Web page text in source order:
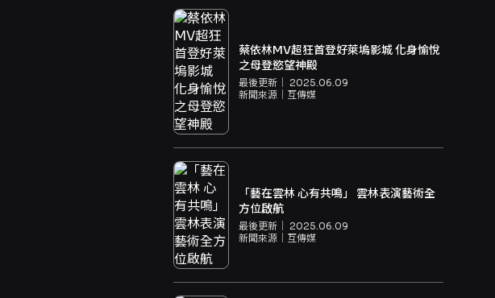
蔡依林MV超狂首登好萊塢影城 化身愉悅
之母登慾望神殿
最後更新｜ 2025.06.09
新聞來源｜ 互傳媒
「藝在雲林 心有共鳴」 雲林表演藝術全
方位啟航
最後更新｜ 2025.06.09
新聞來源｜ 互傳媒